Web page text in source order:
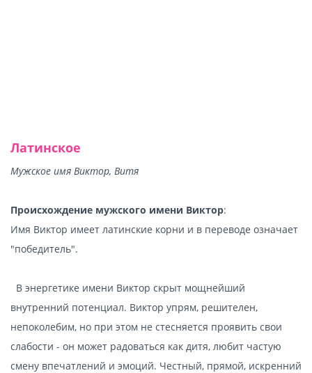
Латинское
Мужское имя Виктор, Витя
Происхождение мужского имени Виктор:
Имя Виктор имеет латинские корни и в переводе означает
"победитель".
В энергетике имени Виктор скрыт мощнейший
внутренний потенциал. Виктор упрям, решителен,
непоколебим, но при этом не стесняется проявить свои
слабости - он может радоваться как дитя, любит частую
смену впечатлений и эмоций. Честный, прямой, искренний